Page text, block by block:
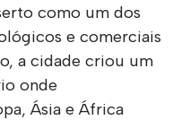
como um dos
e comerciais
a cidade criou um
onde
Ásia e África